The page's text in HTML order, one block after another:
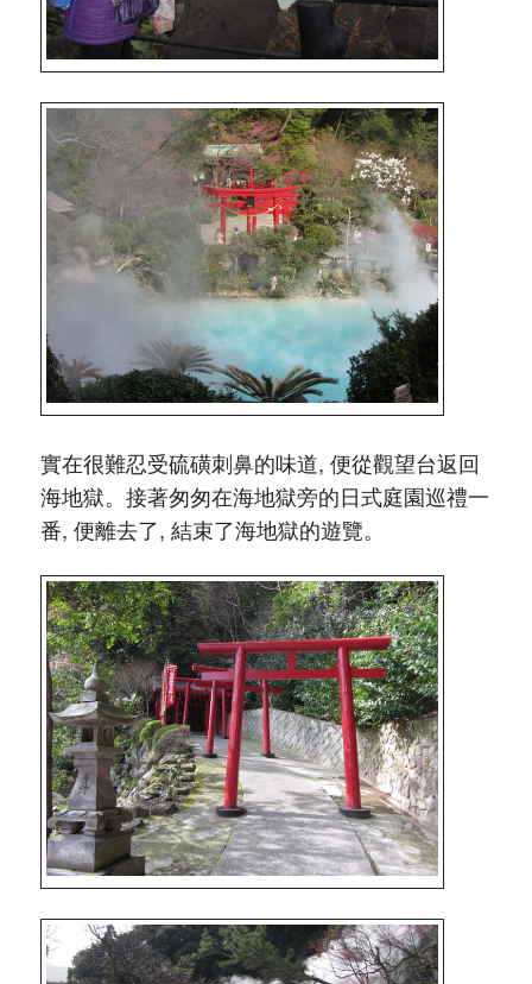
實在很難忍受硫磺刺鼻的味道, 便從觀望台返回
海地獄。接著匆匆在海地獄旁的日式庭園巡禮一
番, 便離去了, 結束了海地獄的遊覽。